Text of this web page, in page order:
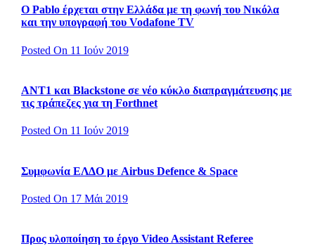
Ο Pablo έρχεται στην Ελλάδα με τη φωνή του Νικόλα
και την υπογραφή του Vodafone TV
Posted On 11 Ιούν 2019
ΑΝΤ1 και Blackstone σε νέο κύκλο διαπραγμάτευσης με
τις τράπεζες για τη Forthnet
Posted On 11 Ιούν 2019
Συμφωνία ΕΛΔΟ με Airbus Defence & Space
Posted On 17 Μάι 2019
Προς υλοποίηση το έργο Video Assistant Referee